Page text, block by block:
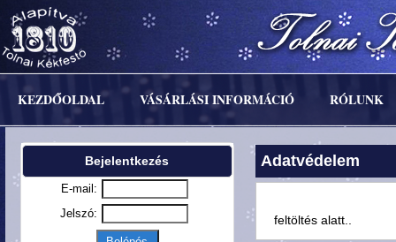
KEZDŐOLDAL VÁSÁRLÁSI INFORMÁCIÓ RÓLUNK
Bejelentkezés
E-mail:
Jelszó:
Adatvédelem
feltöltés alatt..